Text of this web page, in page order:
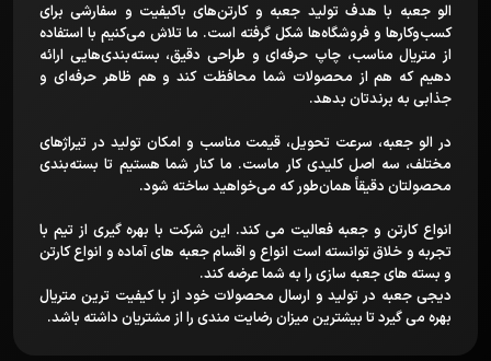
الو جعبه با هدف تولید جعبه و کارتن‌های باکیفیت و سفارشی برای
کسب‌وکارها و فروشگاه‌ها شکل گرفته است. ما تلاش می‌کنیم با استفاده
از متریال مناسب، چاپ حرفه‌ای و طراحی دقیق، بسته‌بندی‌هایی ارائه
دهیم که هم از محصولات شما محافظت کند و هم ظاهر حرفه‌ای و
جذابی به برندتان بدهد.
در الو جعبه، سرعت تحویل، قیمت مناسب و امکان تولید در تیراژهای
مختلف، سه اصل کلیدی کار ماست. ما کنار شما هستیم تا بسته‌بندی
محصولتان دقیقاً همان‌طور که می‌خواهید ساخته شود.
انواع کارتن و جعبه فعالیت می کند. این شرکت با بهره گیری از تیم با
تجربه و خلاق توانسته است انواع و اقسام جعبه های آماده و انواع کارتن
و بسته های جعبه سازی را به شما عرضه کند.
دیجی جعبه در تولید و ارسال محصولات خود از با کیفیت ترین متریال
بهره می گیرد تا بیشترین میزان رضایت مندی را از مشتریان داشته باشد.